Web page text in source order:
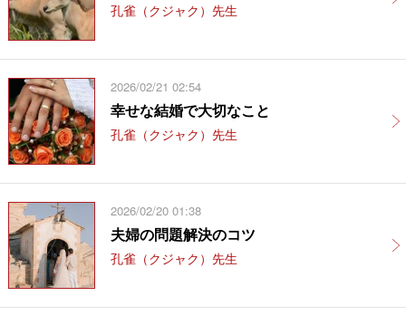
孔雀（クジャク）先生
2026/02/21 02:54
幸せな結婚で大切なこと
孔雀（クジャク）先生
2026/02/20 01:38
夫婦の問題解決のコツ
孔雀（クジャク）先生